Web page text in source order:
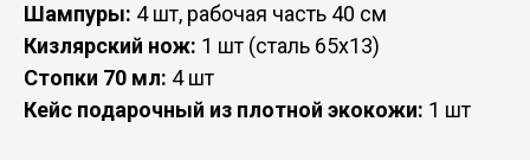
Шампуры: 4 шт, рабочая часть 40 см
Кизлярский нож: 1 шт (сталь 65х13)
Стопки 70 мл: 4 шт
Кейс подарочный из плотной экокожи: 1 шт